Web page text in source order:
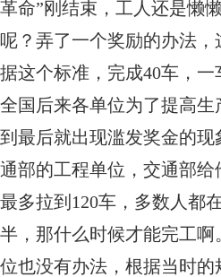
革命”刚结束，工人还是懒
呢？弄了一个奖励的办法
据这个标准，完成40车，
全国后来各单位为了提高
到最后就出现滥发奖金的
通部的工程单位，交通部
最多拉到120车，多数人都
半，那什么时候才能完工
位也没有办法，根据当时